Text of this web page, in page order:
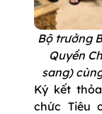
Bộ trưởng
Quyền
sang)
Ký kết
chức Tiêu